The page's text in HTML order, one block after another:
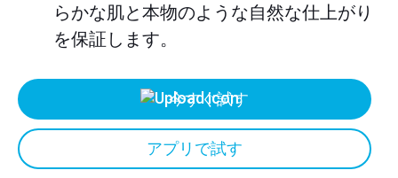
らかな肌と本物のような自然な仕上がり
を保証します。
今すぐ試す
アプリで試す